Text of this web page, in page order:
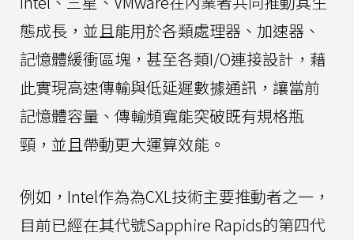
態成長，並且能用於各類處理器、加速器、
記憶體緩衝區塊，甚至各類I/O連接設計，藉
此實現高速傳輸與低延遲數據通訊，讓當前
記憶體容量、傳輸頻寬能突破既有規格瓶
頸，並且帶動更大運算效能。
例如，Intel作為為CXL技術主要推動者之一，
目前已經在其代號Sapphire Rapids的第四代